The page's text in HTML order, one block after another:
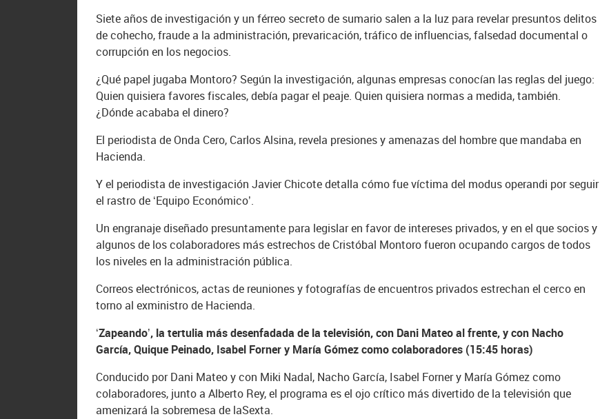
Siete años de investigación y un férreo secreto de sumario salen a la luz para revelar presuntos delitos
de cohecho, fraude a la administración, prevaricación, tráfico de influencias, falsedad documental o
corrupción en los negocios.
¿Qué papel jugaba Montoro? Según la investigación, algunas empresas conocían las reglas del juego:
Quien quisiera favores fiscales, debía pagar el peaje. Quien quisiera normas a medida, también.
¿Dónde acababa el dinero?
El periodista de Onda Cero, Carlos Alsina, revela presiones y amenazas del hombre que mandaba en
Hacienda.
Y el periodista de investigación Javier Chicote detalla cómo fue víctima del modus operandi por seguir
el rastro de ‘Equipo Económico’.
Un engranaje diseñado presuntamente para legislar en favor de intereses privados, y en el que socios y
algunos de los colaboradores más estrechos de Cristóbal Montoro fueron ocupando cargos de todos
los niveles en la administración pública.
Correos electrónicos, actas de reuniones y fotografías de encuentros privados estrechan el cerco en
torno al exministro de Hacienda.
‘Zapeando’, la tertulia más desenfadada de la televisión, con Dani Mateo al frente, y con Nacho
García, Quique Peinado, Isabel Forner y María Gómez como colaboradores (15:45 horas)
Conducido por Dani Mateo y con Miki Nadal, Nacho García, Isabel Forner y María Gómez como
colaboradores, junto a Alberto Rey, el programa es el ojo crítico más divertido de la televisión que
amenizará la sobremesa de laSexta.